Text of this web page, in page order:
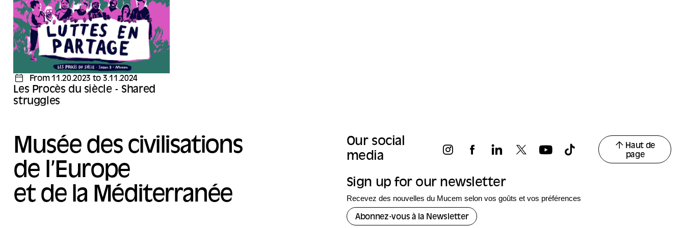
Wildproject, Éditions Rue de l’échiquier.
Dans le cadre de la saison 2023-2024 d’Opera
Mundi : « De l’eau. De la terre aux océans » et
de la saison 3 des Procès du siècle au
Mucem : « Luttes en partage ».
From 11.20.2023 to 3.11.2024
Les Procès du siècle - Shared
struggles
Musée des civilisations
de l’Europe
et de la Méditerranée
Our social
media
Haut de
page
Sign up for our newsletter
Recevez des nouvelles du Mucem selon vos goûts et vos préférences
Abonnez-vous à la Newsletter